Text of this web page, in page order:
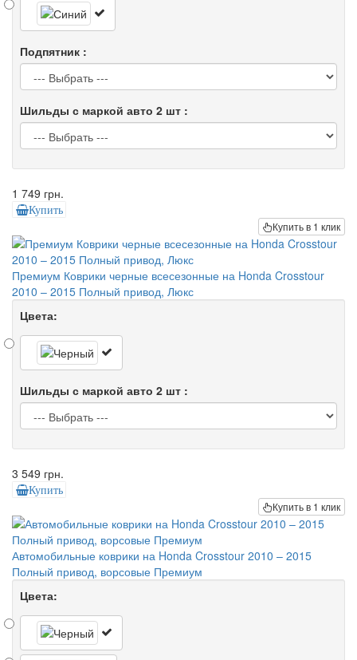
Подпятник :
Шильды с маркой авто 2 шт :
1 749 грн.
Купить
Купить в 1 клик
Премиум Коврики черные всесезонные на Honda Crosstour
2010 – 2015 Полный привод, Люкс
Цвета:
Шильды с маркой авто 2 шт :
3 549 грн.
Купить
Купить в 1 клик
Автомобильные коврики на Honda Crosstour 2010 – 2015
Полный привод, ворсовые Премиум
Цвета: